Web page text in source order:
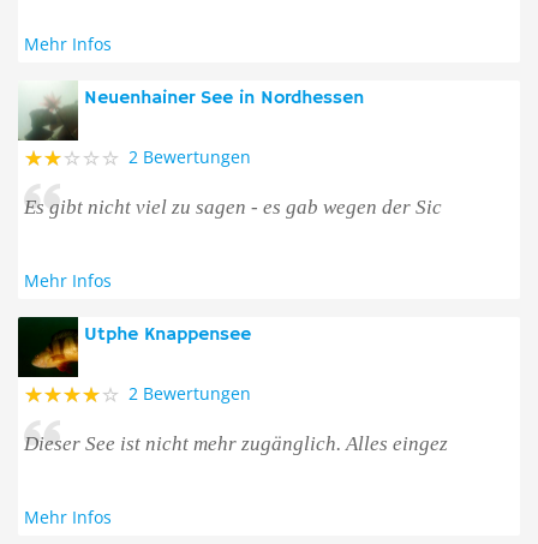
Mehr Infos
Neuenhainer See in Nordhessen
2 Bewertungen
Es gibt nicht viel zu sagen - es gab wegen der Sic
Mehr Infos
Utphe Knappensee
2 Bewertungen
Dieser See ist nicht mehr zugänglich. Alles eingez
Mehr Infos